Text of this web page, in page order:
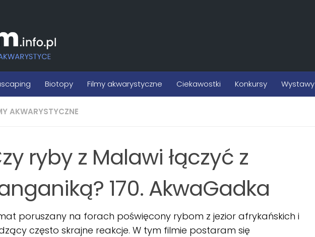
Biotopy Filmy akwarystyczne Ciekawostki Konkursy Wystawy
AKWARYSTYCZNE
ryby z Malawi łączyć z
170. AkwaGadka
poruszany na forach poświęcony rybom z jezior afrykańskich i
często skrajne reakcje. W tym filmie postaram się